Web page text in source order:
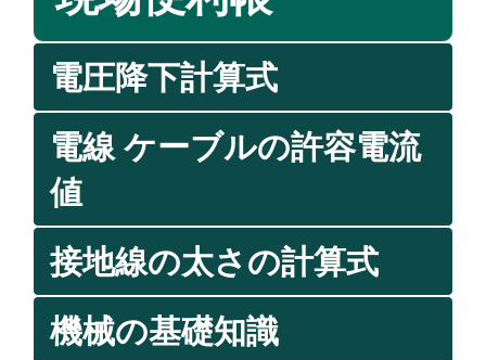
電圧降下計算式
電線 ケーブルの許容電流
値
接地線の太さの計算式
機械の基礎知識